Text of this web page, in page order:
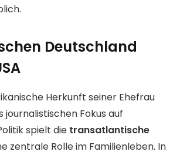
Deutschland
Herkunft seiner Ehefrau
journalistischen Fokus auf
spielt die transatlantische
zentrale Rolle im Familienleben. In